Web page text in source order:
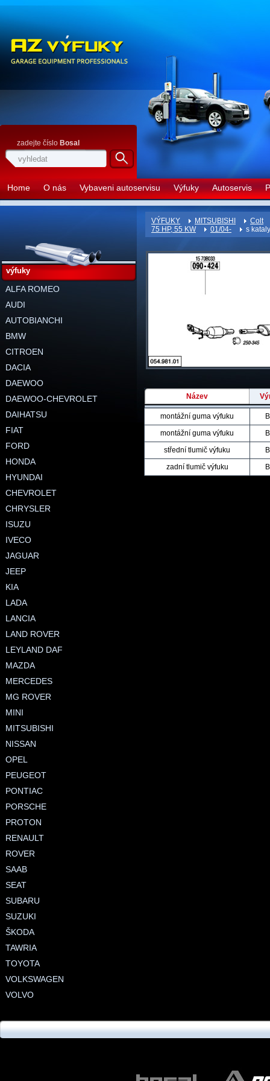
Home O nás Vybaveni autoservisu Výfuky Autoservis
zadejte číslo Bosal
VÝFUKY MITSUBISHI
Colt
75 HP, 55 KW
01/04- s
Název
montážní guma výfuku
montážní guma výfuku
střední tlumič výfuku
zadní tlumič výfuku
výfuky
ALFA ROMEO
AUDI
AUTOBIANCHI
BMW
CITROEN
DACIA
DAEWOO
DAEWOO-CHEVROLET
DAIHATSU
FIAT
FORD
HONDA
HYUNDAI
CHEVROLET
CHRYSLER
ISUZU
IVECO
JAGUAR
JEEP
KIA
LADA
LANCIA
LAND ROVER
LEYLAND DAF
MAZDA
MERCEDES
MG ROVER
MINI
MITSUBISHI
NISSAN
OPEL
PEUGEOT
PONTIAC
PORSCHE
PROTON
RENAULT
ROVER
SAAB
SEAT
SUBARU
SUZUKI
ŠKODA
TAWRIA
TOYOTA
VOLKSWAGEN
VOLVO